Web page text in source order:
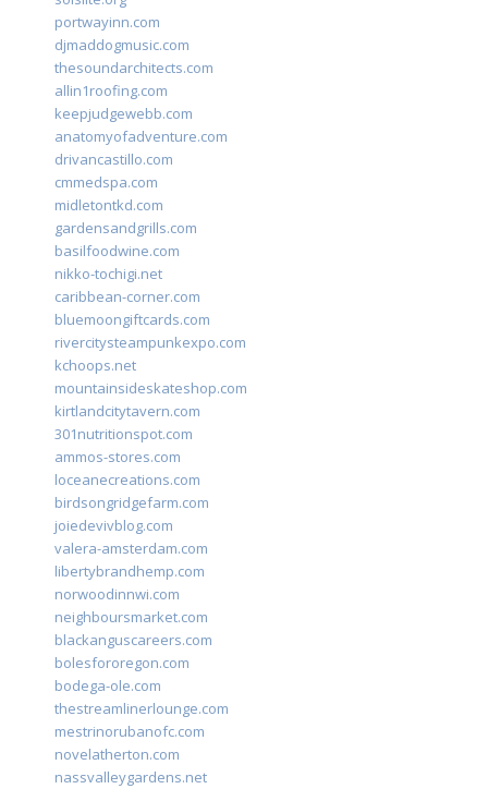
portwayinn.com
djmaddogmusic.com
thesoundarchitects.com
allin1roofing.com
keepjudgewebb.com
anatomyofadventure.com
drivancastillo.com
cmmedspa.com
midletontkd.com
gardensandgrills.com
basilfoodwine.com
nikko-tochigi.net
caribbean-corner.com
bluemoongiftcards.com
rivercitysteampunkexpo.com
kchoops.net
mountainsideskateshop.com
kirtlandcitytavern.com
301nutritionspot.com
ammos-stores.com
loceanecreations.com
birdsongridgefarm.com
joiedevivblog.com
valera-amsterdam.com
libertybrandhemp.com
norwoodinnwi.com
neighboursmarket.com
blackanguscareers.com
bolesfororegon.com
bodega-ole.com
thestreamlinerlounge.com
mestrinorubanofc.com
novelatherton.com
nassvalleygardens.net